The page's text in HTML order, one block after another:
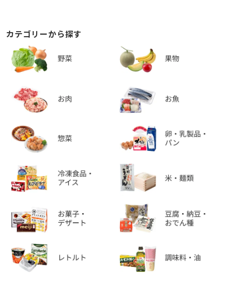
カテゴリーから探す